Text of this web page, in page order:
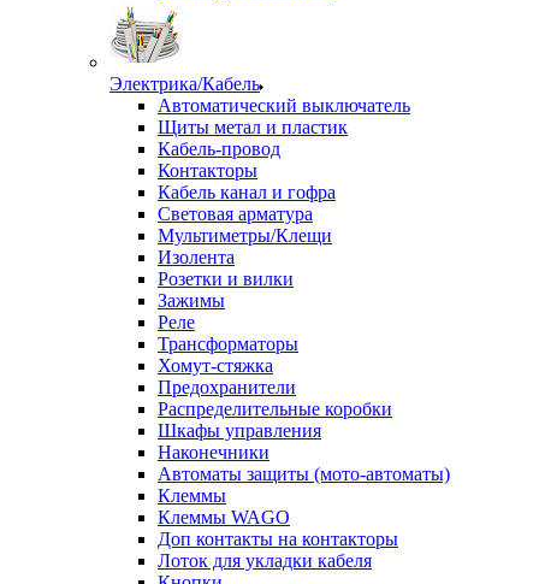
Электрика/Кабель
Автоматический выключатель
Щиты метал и пластик
Кабель-провод
Контакторы
Кабель канал и гофра
Световая арматура
Мультиметры/Клещи
Изолента
Розетки и вилки
Зажимы
Реле
Трансформаторы
Хомут-стяжка
Предохранители
Распределительные коробки
Шкафы управления
Наконечники
Автоматы защиты (мото-автоматы)
Клеммы
Клеммы WAGO
Доп контакты на контакторы
Лоток для укладки кабеля